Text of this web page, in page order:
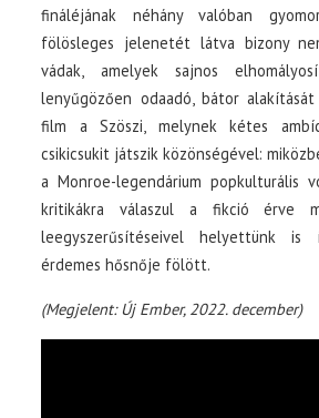
fináléjának néhány valóban
fölösleges jelenetét látva bizony
vádak, amelyek sajnos
lenyűgözően odaadó, bátor
film a Szöszi, melynek kétes
csikicsukit játszik közönségével:
a Monroe-legendárium popkulturális
kritikákra válaszul a fikció érve
leegyszerűsítéseivel helyettünk
érdemes hősnője fölött.
(Megjelent: Új Ember, 2022. december)